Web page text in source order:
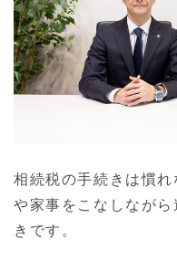
相続税の手続きは慣
や家事をこなしなが
きです。